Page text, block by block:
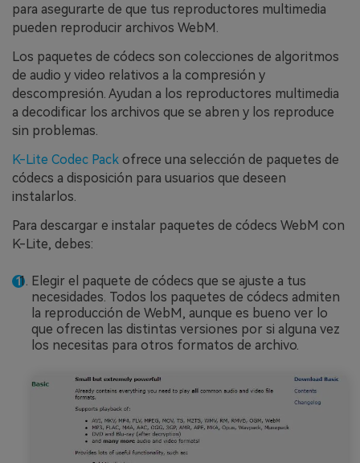
Reparador de Fotos con IA
recuerdos más valiosos con el poder de la IA.
Continuar
para asegurarte de que tus reproductores multimedia
pueden reproducir archivos WebM.
Los paquetes de códecs son colecciones de algoritmos
de audio y video relativos a la compresión y
descompresión. Ayudan a los reproductores multimedia
a decodificar los archivos que se abren y los reproduce
sin problemas.
K-Lite Codec Pack ofrece una selección de paquetes de
códecs a disposición para usuarios que deseen
instalarlos.
Para descargar e instalar paquetes de códecs WebM con
K-Lite, debes:
Elegir el paquete de códecs que se ajuste a tus
necesidades. Todos los paquetes de códecs admiten
la reproducción de WebM, aunque es bueno ver lo
que ofrecen las distintas versiones por si alguna vez
los necesitas para otros formatos de archivo.